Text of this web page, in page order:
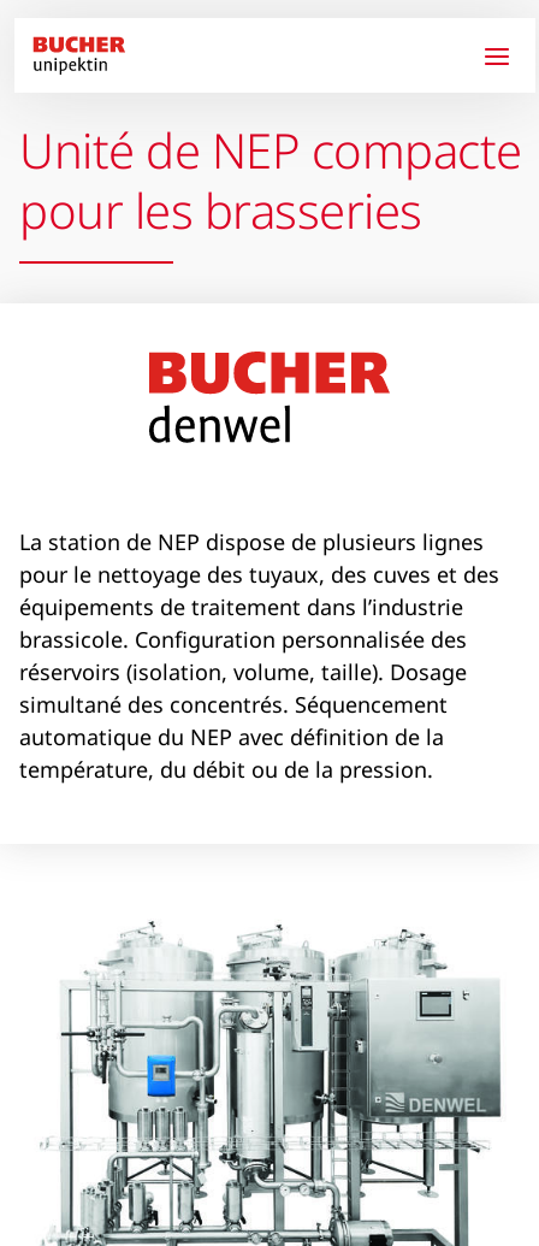
Unité de NEP compacte
pour les brasseries
La station de NEP dispose de plusieurs lignes
pour le nettoyage des tuyaux, des cuves et des
équipements de traitement dans l’industrie
brassicole. Configuration personnalisée des
réservoirs (isolation, volume, taille). Dosage
simultané des concentrés. Séquencement
automatique du NEP avec définition de la
température, du débit ou de la pression.